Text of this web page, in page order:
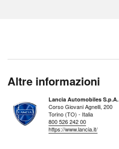
Altre informazioni
Lancia Automobiles S.p.A.
Corso Giovani Agnelli, 200
Torino (TO) - Italia
800 526 242 00
https://www.lancia.it/